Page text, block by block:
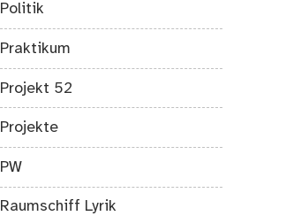
Politik
Praktikum
Projekt 52
Projekte
PW
Raumschiff Lyrik